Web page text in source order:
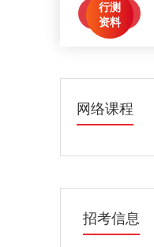
行测
资料
点击领取
网络课程
招考信息